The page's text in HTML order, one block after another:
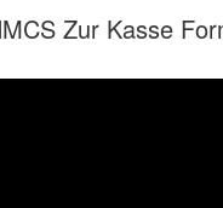
Zur Kasse